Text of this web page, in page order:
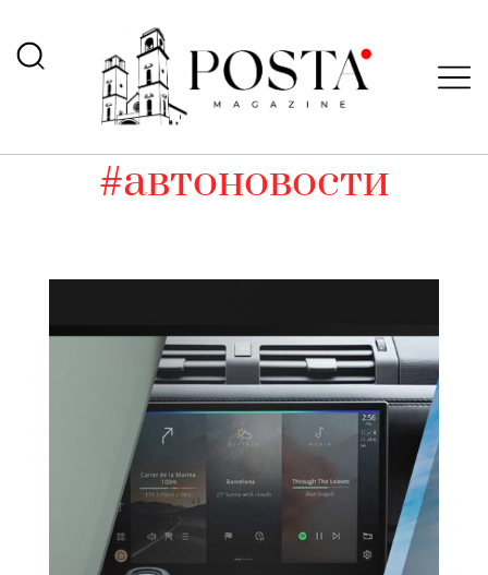
#автоновости